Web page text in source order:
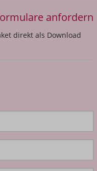
anfordern
direkt als Download